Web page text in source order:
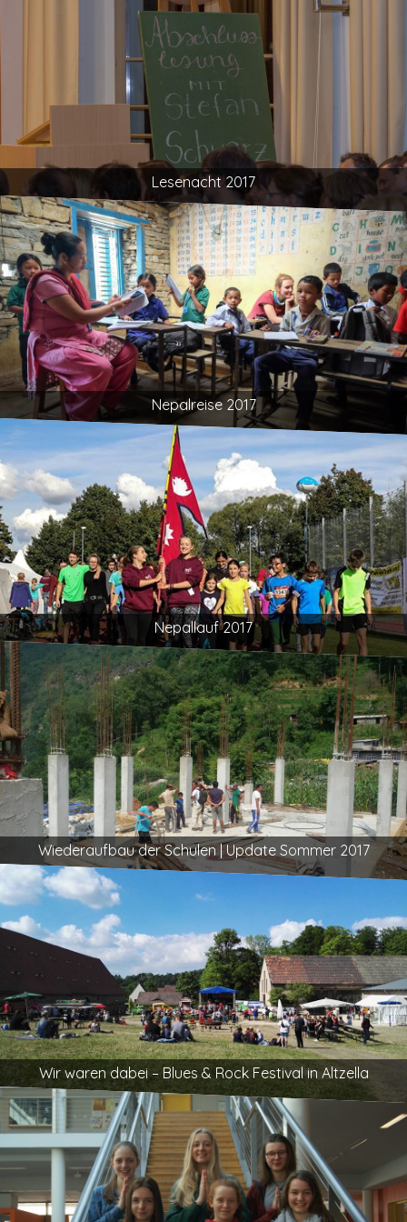
Lesenacht 2017
Nepalreise 2017
Nepallauf 2017
Wiederaufbau der Schulen | Update Sommer 2017
Wir waren dabei – Blues & Rock Festival in Altzella